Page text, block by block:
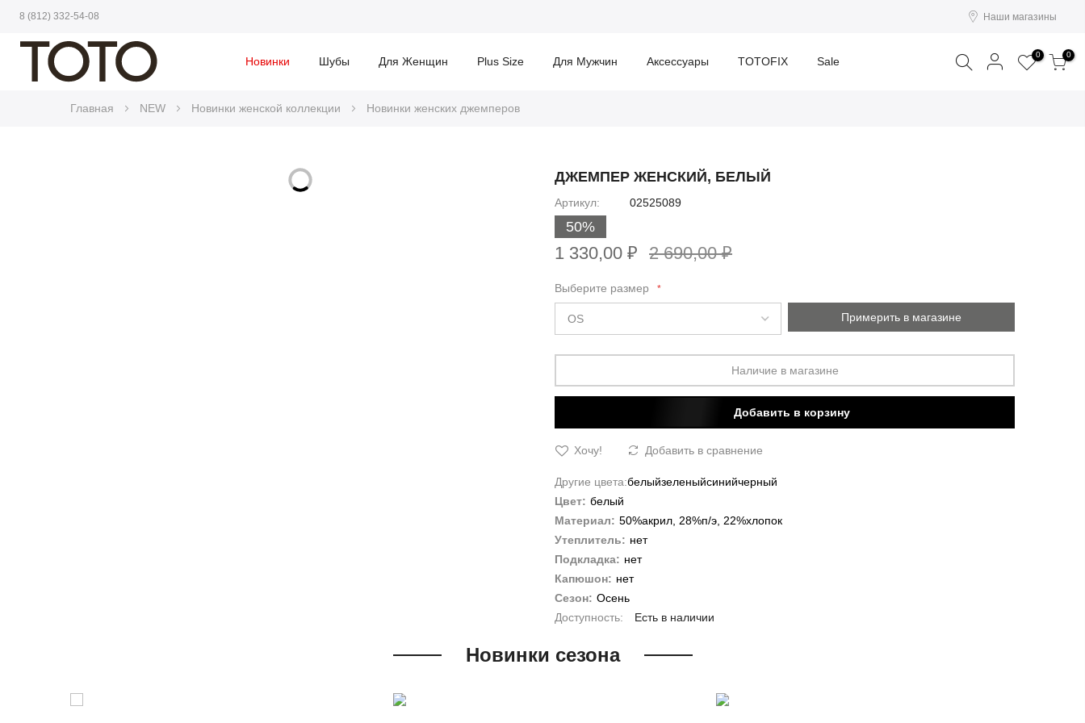
8 (812) 332-54-08 Наши магазины
Новинки Шубы Для Женщин Plus Size Для Мужчин Аксессуары TOTOFIX Sale Поиск 0 0
Главная NEW Новинки женской коллекции Новинки женских джемперов
ДЖЕМПЕР ЖЕНСКИЙ, БЕЛЫЙ
Артикул 02525089
50%
1 330,00 ₽ 2 690,00 ₽
Выберите размер
Примерить в магазине
Наличие в магазине
Добавить в корзину
Хочу! Добавить в сравнение
Другие цвета:белыйзеленыйсинийчерный
Цвет: белый
Материал: 50%акрил, 28%п/э, 22%хлопок
Утеплитель: нет
Подкладка: нет
Капюшон: нет
Сезон: Осень
Есть в наличии
Новинки сезона